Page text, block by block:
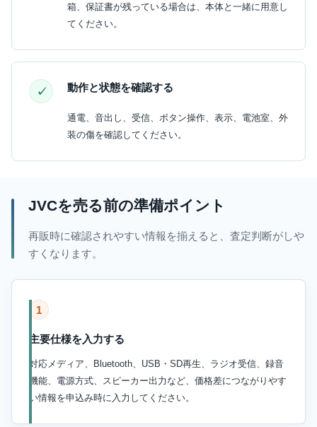
箱、保証書が残っている場合は、本体と一緒に用意し
てください。
動作と状態を確認する
通電、音出し、受信、ボタン操作、表示、電池室、外
装の傷を確認してください。
JVCを売る前の準備ポイント
再販時に確認されやすい情報を揃えると、査定判断がしや
すくなります。
1
主要仕様を入力する
対応メディア、Bluetooth、USB・SD再生、ラジオ受信、録音
機能、電源方式、スピーカー出力など、価格差につながりやす
い情報を申込み時に入力してください。